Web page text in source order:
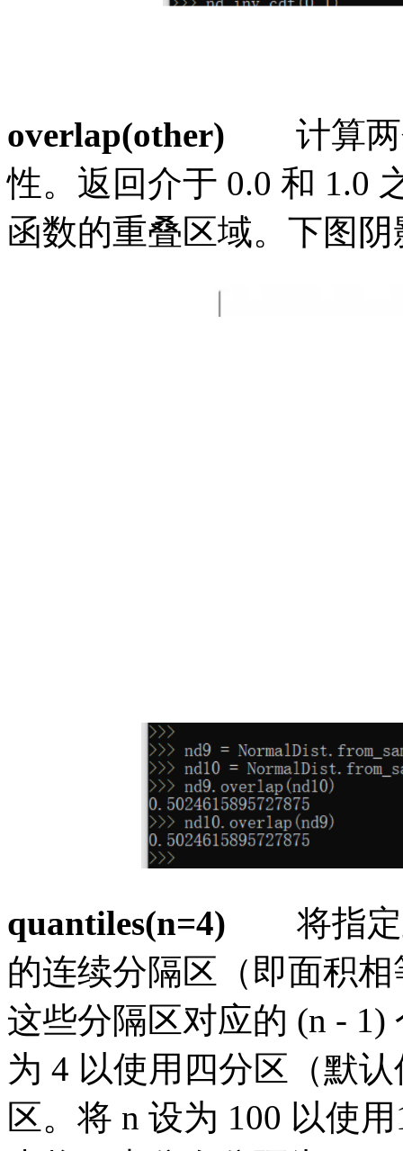
overlap(other)
计算
性。返回介于 0.0 和 1.0
函数的重叠区域。下图
quantiles(n=4)
将指
的连续分隔区（即面积
这些分隔区对应的 (n - 1)
为 4 以使用四分区（默
区。将 n 设为 100 以使